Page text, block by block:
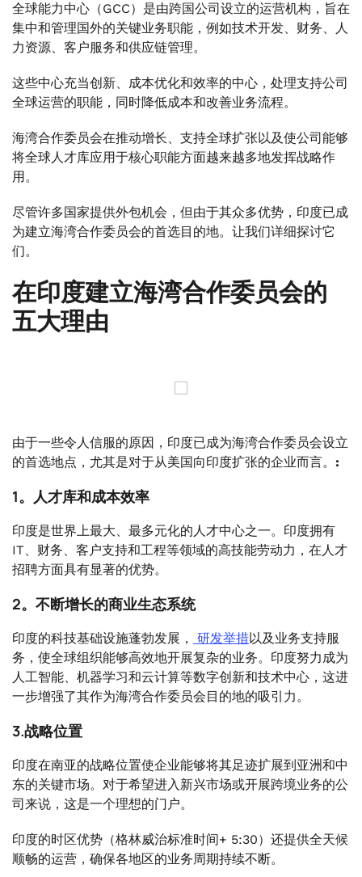
全球能力中心（GCC）是由跨国公司设立的运营机构，旨在
集中和管理国外的关键业务职能，例如技术开发、财务、人
力资源、客户服务和供应链管理。
这些中心充当创新、成本优化和效率的中心，处理支持公司
全球运营的职能，同时降低成本和改善业务流程。
海湾合作委员会在推动增长、支持全球扩张以及使公司能够
将全球人才库应用于核心职能方面越来越多地发挥战略作
用。
尽管许多国家提供外包机会，但由于其众多优势，印度已成
为建立海湾合作委员会的首选目的地。让我们详细探讨它
们。
在印度建立海湾合作委员会的
五大理由
由于一些令人信服的原因，印度已成为海湾合作委员会设立
的首选地点，尤其是对于从美国向印度扩张的企业而言。 :
1。人才库和成本效率
印度是世界上最大、最多元化的人才中心之一。印度拥有
IT、财务、客户支持和工程等领域的高技能劳动力，在人才
招聘方面具有显著的优势。
2。不断增长的商业生态系统
印度的科技基础设施蓬勃发展， 研发举措以及业务支持服
务，使全球组织能够高效地开展复杂的业务。印度努力成为
人工智能、机器学习和云计算等数字创新和技术中心，这进
一步增强了其作为海湾合作委员会目的地的吸引力。
3.战略位置
印度在南亚的战略位置使企业能够将其足迹扩展到亚洲和中
东的关键市场。对于希望进入新兴市场或开展跨境业务的公
司来说，这是一个理想的门户。
印度的时区优势（格林威治标准时间+ 5:30）还提供全天候
顺畅的运营，确保各地区的业务周期持续不断。